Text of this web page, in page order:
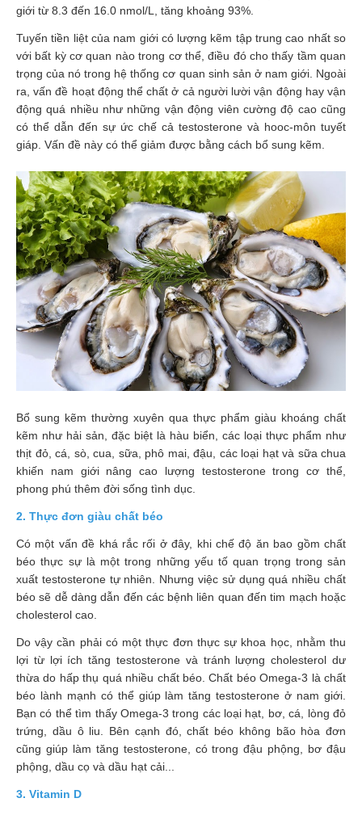
Tim
Gan,
Thận,
Tiêu
hóa
Cơ
Khớp
Mắt
Kháng
sinh,
Nhiễm
khuẩn
Tai,
Mũi,
Họng,
Hô
Chống
viêm,
Phù
nề,
ứng
Hỗ
trợ
tiểu
đường
Sức
khỏe
của
Chuyên
mục
tức
giới từ 8.3 đến 16.0 nmol/L, tăng khoảng 93%.
Tuyến tiền liệt của nam giới có lượng kẽm tập trung cao nhất so
với bất kỳ cơ quan nào trong cơ thể, điều đó cho thấy tầm quan
trọng của nó trong hệ thống cơ quan sinh sản ở nam giới. Ngoài
ra, vấn đề hoạt động thể chất ở cả người lười vận động hay vận
động quá nhiều như những vận động viên cường độ cao cũng
có thể dẫn đến sự ức chế cả testosterone và hooc-môn tuyết
giáp. Vấn đề này có thể giảm được bằng cách bổ sung kẽm.
Bổ sung kẽm thường xuyên qua thực phẩm giàu khoáng chất
kẽm như hải sản, đặc biệt là hàu biển, các loại thực phẩm như
thịt đỏ, cá, sò, cua, sữa, phô mai, đậu, các loại hạt và sữa chua
khiến nam giới nâng cao lượng testosterone trong cơ thể,
phong phú thêm đời sống tình dục.
2. Thực đơn giàu chất béo
Có một vấn đề khá rắc rối ở đây, khi chế độ ăn bao gồm chất
béo thực sự là một trong những yếu tố quan trọng trong sản
xuất testosterone tự nhiên. Nhưng việc sử dụng quá nhiều chất
béo sẽ dễ dàng dẫn đến các bệnh liên quan đến tim mạch hoặc
cholesterol cao.
Do vậy cần phải có một thực đơn thực sự khoa học, nhằm thu
lợi từ lợi ích tăng testosterone và tránh lượng cholesterol dư
thừa do hấp thụ quá nhiều chất béo. Chất béo Omega-3 là chất
béo lành mạnh có thể giúp làm tăng testosterone ở nam giới.
Bạn có thể tìm thấy Omega-3 trong các loại hạt, bơ, cá, lòng đỏ
trứng, dầu ô liu. Bên cạnh đó, chất béo không bão hòa đơn
cũng giúp làm tăng testosterone, có trong đậu phộng, bơ đậu
phộng, dầu cọ và dầu hạt cải...
3. Vitamin D